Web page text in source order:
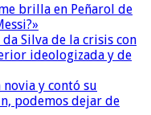
brilla en Peñarol de
Silva de la crisis con
ideologizada y de
y contó su
podemos dejar de